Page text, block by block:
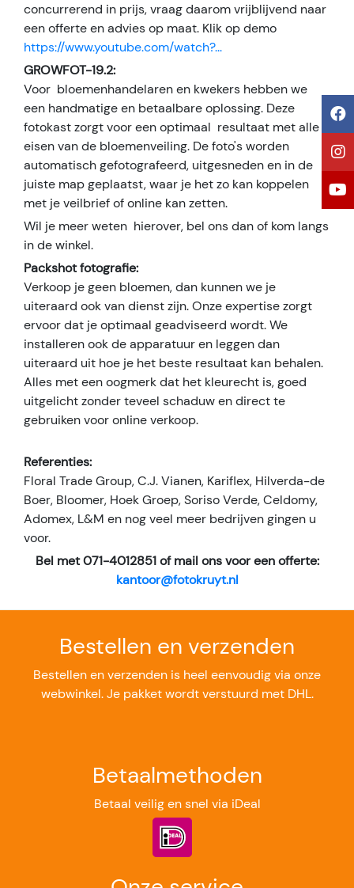
concurrerend in prijs, vraag daarom vrijblijvend naar
een offerte en advies op maat. Klik op demo
https://www.youtube.com/watch?...
GROWFOT-19.2:
Voor bloemenhandelaren en kwekers hebben we
een handmatige en betaalbare oplossing. Deze
fotokast zorgt voor een optimaal resultaat met alle
eisen van de bloemenveiling. De foto's worden
automatisch gefotografeerd, uitgesneden en in de
juiste map geplaatst, waar je het zo kan koppelen
met je veilbrief of online kan zetten.
Wil je meer weten hierover, bel ons dan of kom langs
in de winkel.
Packshot fotografie:
Verkoop je geen bloemen, dan kunnen we je
uiteraard ook van dienst zijn. Onze expertise zorgt
ervoor dat je optimaal geadviseerd wordt. We
installeren ook de apparatuur en leggen dan
uiteraard uit hoe je het beste resultaat kan behalen.
Alles met een oogmerk dat het kleurecht is, goed
uitgelicht zonder teveel schaduw en direct te
gebruiken voor online verkoop.
Referenties:
Floral Trade Group, C.J. Vianen, Kariflex, Hilverda-de
Boer, Bloomer, Hoek Groep, Soriso Verde, Celdomy,
Adomex, L&M en nog veel meer bedrijven gingen u
voor.
Bel met 071-4012851 of mail ons voor een offerte:
kantoor@fotokruyt.nl
Bestellen en verzenden
Bestellen en verzenden is heel eenvoudig via onze
webwinkel. Je pakket wordt verstuurd met DHL.
Betaalmethoden
Betaal veilig en snel via iDeal